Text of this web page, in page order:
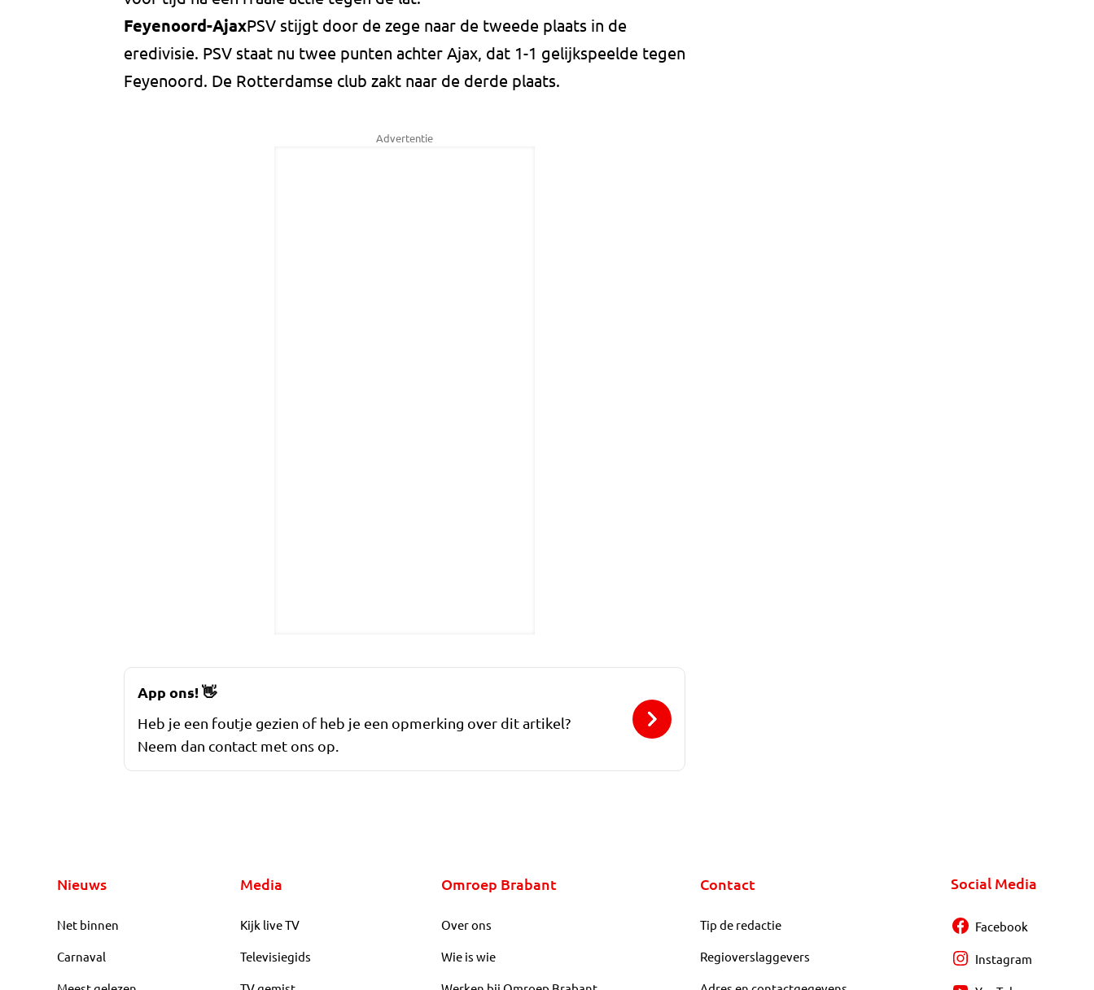
Feyenoord-AjaxPSV stijgt door de zege naar de tweede plaats in de
eredivisie. PSV staat nu twee punten achter Ajax, dat 1-1 gelijkspeelde tegen
Feyenoord. De Rotterdamse club zakt naar de derde plaats.
Advertentie
App ons!👋
Heb je een foutje gezien of heb je een opmerking over dit artikel?
Neem dan contact met ons op.
Nieuws
Net binnen
Carnaval
Media
Kijk live TV
Televisiegids
Omroep Brabant
Over ons
Wie is wie
Contact
Tip de redactie
Regioverslaggevers
Social Media
Facebook
Instagram